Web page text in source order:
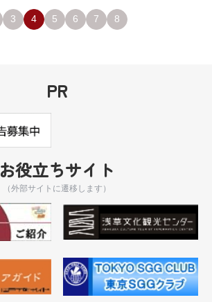
3 4 5 6 7 8
PR
お役立ちサイト
（外部サイトに遷移します）